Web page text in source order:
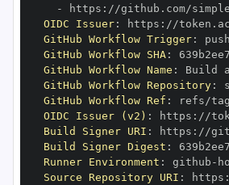
-
https : //github.com/
OIDC Issuer: https :
GitHub Workflow Trigger:
GitHub Workflow SHA:
GitHub Workflow Name :
GitHub Workflow Repository:
GitHub Workflow Ref :
OIDC Issuer (v2) : https :
Build Signer URI : https : //
Build Signer Digest :
Runner Environment : github -
Source Repository URI : https :